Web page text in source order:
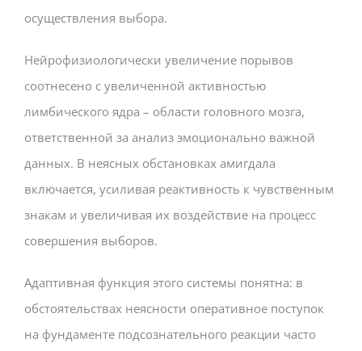
осуществления выбора.
Нейрофизиологически увеличение порывов
соотнесено с увеличенной активностью
лимбического ядра – области головного мозга,
ответственной за анализ эмоционально важной
данных. В неясных обстановках амигдала
включается, усиливая реактивность к чувственным
знакам и увеличивая их воздействие на процесс
совершения выборов.
Адаптивная функция этого системы понятна: в
обстоятельствах неясности оперативное поступок
на фундаменте подсознательного реакции часто